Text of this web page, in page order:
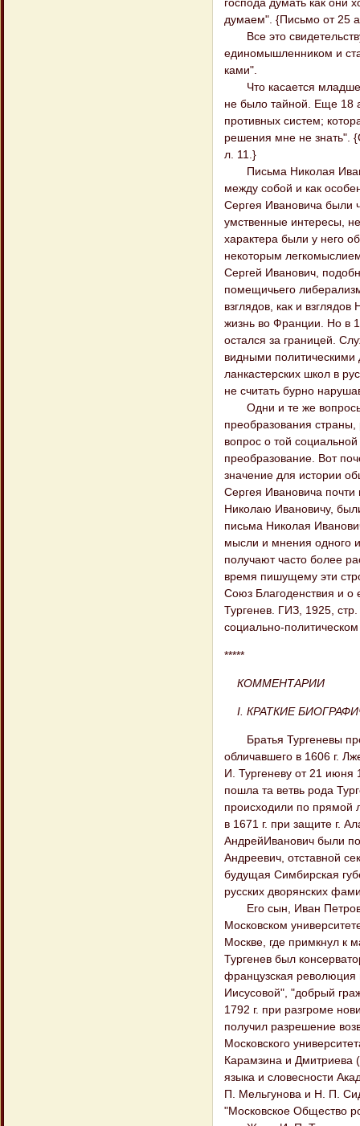
господа думать как они
думаем". {Письмо от 25
Все это
единомышленником и
ками".
Что касается
не было тайной. Еще 18
противных систем;
решения мне не знать".
л. 11.}
Письма Николая
между собой и как
Сергея Ивановича были
умственные интересы,
характера были у него
некоторым
Сергей Иванович,
помещичьего
взглядов, как и
жизнь во Франции. Но в
остался за границей.
видными политическими
ланкастерских школ в
не считать бурно
Одни и те же вопросы
преобразования
вопрос о той
преобразование. Вот
значение для истории
Сергея Ивановича
Николаю Ивановичу,
письма Николая
мысли и мнения одного
получают часто более
время пишущему эти
Союз Благоденствия и о
Тургенев. ГИЗ, 1925,
социально-
*****
КОММЕНТАРИИ
I. КРАТКИЕ
Братья Тургеневы
обличавшего в 1606 г.
И. Тургеневу от 21 июня
пошла та ветвь рода
происходили по прямой
в 1671 г. при защите г.
АндрейИванович были
Андреевич, отставной
будущая Симбирская
русских дворянских
Его сын, Иван
Московском
Москве, где примкнул к
Тургенев был
французская революция
Иисусовой", "добрый
1792 г. при разгроме
получил разрешение
Московского
Карамзина и Дмитриева
языка и словесности
П. Мельгунова и Н. П.
"Московское Общество